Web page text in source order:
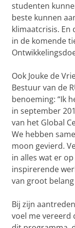
studenten
beste kunnen
klimaatcrisis. En
in de komende
Ook Jouke de
Bestuur van de
benoeming: “Ik
in september
van het Global
We hebben
moon gevierd.
in alles wat er
inspirerende
van groot
Bij zijn
voel me vereerd